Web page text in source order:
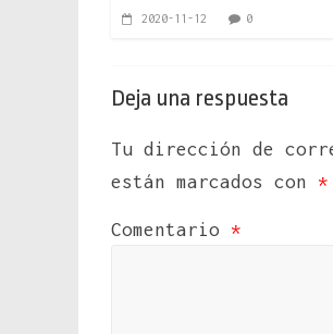
2020-11-12 0
Deja una respuesta
Tu dirección de
están marcados con *
Comentario *